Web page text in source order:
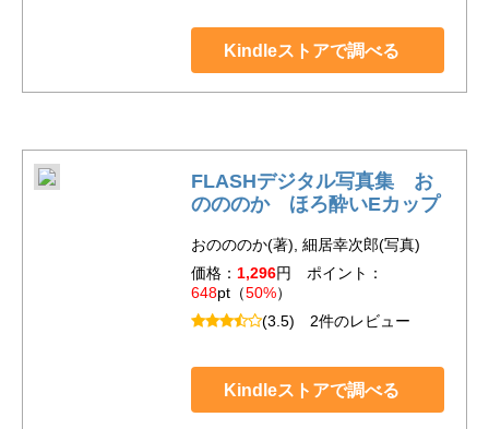
Kindleストアで調べる
FLASHデジタル写真集 お
のののか ほろ酔いEカップ
おのののか(著), 細居幸次郎(写真)
価格： 1,296円 ポイント：
648pt（50%）
(3.5) 2件のレビュー
Kindleストアで調べる